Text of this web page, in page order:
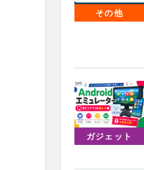
その他
ガジェット